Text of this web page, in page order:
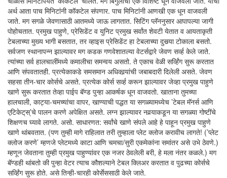
अर्थ आता पाच मिनिटांनी कॉकटेल संपणार. पाच मिनिटांनी आणखी एक धून वाजवली
जाते. मग सगळे जेवणासाठी आतमध्ये जाऊ लागतात. सिटिंग प्लॅननुसार आपापल्या जागी
पोहोचतात. प्रमुख पाहुणे, प्रेसिडेंट व युनिट प्रमुख सर्वांत शेवटी येतात व आयताकृती
टेबलाच्या मुख्य भागी बसतात, तर व्हाइस प्रेसिडेंट हा टेबलाच्या दुसर्‍या टोकाला बसतो.
सर्वजण स्थानापन्न झाल्यावर मग कडक गणवेशातल्या वेटर्सद्वारे जेवण सर्व्ह केले जाते.
त्यांच्या सर्व हालचालींमध्ये कमालीचा समन्वय असतो. ते एकाच वेळी सर्व्हिंग सुरू करतात
आणि संपवतातही. प्रत्येकाकडे समसमान अधिकार्‍यांची जबाबदारी दिलेली असते. जेवण
सहसा तीन-चार कोर्सचे असते. प्रत्येक कोर्स सर्व्ह करून झाल्यावर जेव्हा प्रमुख पाहुणे
खाणे सुरू करतात तेव्हा पाईप बॅण्ड पुन्हा आकर्षक धून वाजवतो. खाताना तुमच्या
हालचाली, काट्या-चमच्यांचा वापर, खाण्याची पद्धत या सगळ्यामध्येच ’टेबल मॅनर्स आणि
एटिकेट्‌स्‌’चे पालन करणे अपेक्षित असते. लग्न झाल्यावर नवर्‍याकडून या सगळ्या गोष्टींचे
शिक्षणच घ्यावे लागते. असो. साधारणत: सर्वांचे खाणे संपले आहे हे पाहून प्रमुख पाहुणे
खाणे थांबवतात. (पण तुम्ही मागे राहिलात तरी तुम्हाला प्लेट क्लोज करावीच लागते! (’प्लेट
क्लोज करणे’ म्हणजे प्लेटमध्ये काटा आणि चमचा/सुरी एकमेकांना समांतर असे उभे ठेवणे.)
म्हणून जेवताना तुम्ही प्रमुख पाहुण्यांवर एक नजर ठेवलेली बरी, हे मला नंतर कळले.) मग
बॅण्डही थांबतो की पुन्हा वेटर त्याच कौशल्याने टेबल क्लिअर करतात व पुढच्या कोर्सचे
सर्व्हिंग सुरू होते. असे तिन्ही-चारही कोर्सेससाठी केले जाते.